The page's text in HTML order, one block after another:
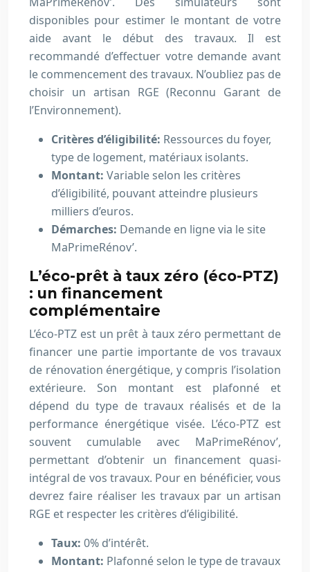
disponibles pour estimer le montant de votre
aide avant le début des travaux. Il est
recommandé d’effectuer votre demande avant
le commencement des travaux. N’oubliez pas de
choisir un artisan RGE (Reconnu Garant de
l’Environnement).
Critères d’éligibilité: Ressources du foyer,
type de logement, matériaux isolants.
Montant: Variable selon les critères
d’éligibilité, pouvant atteindre plusieurs
milliers d’euros.
Démarches: Demande en ligne via le site
MaPrimeRénov’.
L’éco-prêt à taux zéro (éco-PTZ)
: un financement
complémentaire
L’éco-PTZ est un prêt à taux zéro permettant de
financer une partie importante de vos travaux
de rénovation énergétique, y compris l’isolation
extérieure. Son montant est plafonné et
dépend du type de travaux réalisés et de la
performance énergétique visée. L’éco-PTZ est
souvent cumulable avec MaPrimeRénov’,
permettant d’obtenir un financement quasi-
intégral de vos travaux. Pour en bénéficier, vous
devrez faire réaliser les travaux par un artisan
RGE et respecter les critères d’éligibilité.
Taux: 0% d’intérêt.
Montant: Plafonné selon le type de travaux